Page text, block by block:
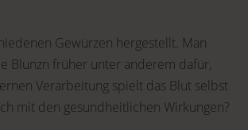
Gewürzen hergestellt. Man
Blunzn früher unter anderem dafür,
Verarbeitung spielt das Blut selbst
mit den gesundheitlichen Wirkungen?